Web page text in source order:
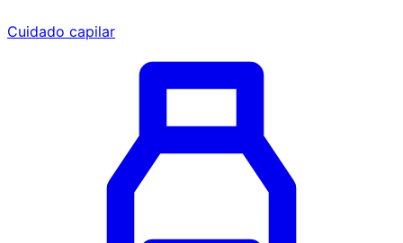
Cuidado capilar